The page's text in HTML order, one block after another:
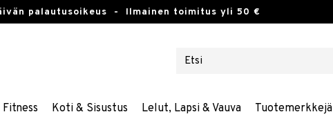
palautusoikeus - Ilmainen toimitus yli 50 €
Fitness Koti & Sisustus Lelut, Lapsi & Vauva Tuotemerkkejä